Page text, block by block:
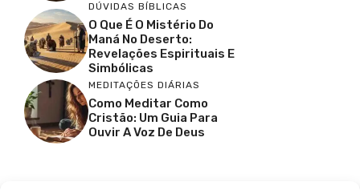
DÚVIDAS BÍBLICAS
O Que É O Mistério Do
Maná No Deserto:
Revelações Espirituais E
Simbólicas
MEDITAÇÕES DIÁRIAS
Como Meditar Como
Cristão: Um Guia Para
Ouvir A Voz De Deus